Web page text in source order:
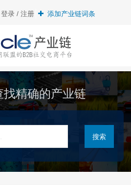
登录 / 注册 添加产业链词条
找精确的产业链
搜索